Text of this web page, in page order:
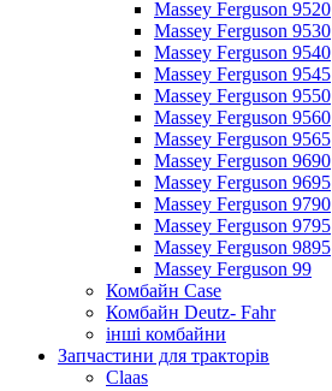
Massey Ferguson 9520
Massey Ferguson 9530
Massey Ferguson 9540
Massey Ferguson 9545
Massey Ferguson 9550
Massey Ferguson 9560
Massey Ferguson 9565
Massey Ferguson 9690
Massey Ferguson 9695
Massey Ferguson 9790
Massey Ferguson 9795
Massey Ferguson 9895
Massey Ferguson 99
Комбайн Case
Комбайн Deutz- Fahr
інші комбайни
Запчастини для тракторів
Claas